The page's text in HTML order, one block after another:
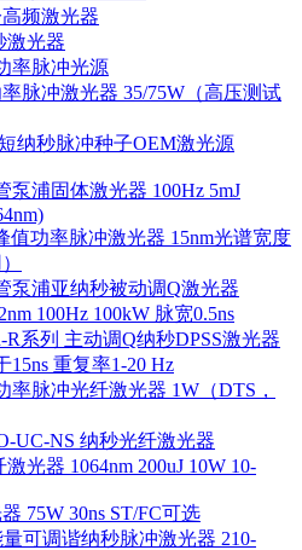
高频激光器
激光器
率脉冲光源
脉冲激光器 35/75W（高压测试
纳秒脉冲种子OEM激光源
泵浦固体激光器 100Hz 5mJ
值功率脉冲激光器 15nm光谱宽度
泵浦亚纳秒被动调Q激光器
100Hz 100kW 脉宽0.5ns
系列 主动调Q纳秒DPSS激光器
15ns 重复率1-20 Hz
率脉冲光纤激光器 1W（DTS，
UC-NS 纳秒光纤激光器
光器 1064nm 200uJ 10W 10-
75W 30ns ST/FC可选
可调谐纳秒脉冲激光器 210-